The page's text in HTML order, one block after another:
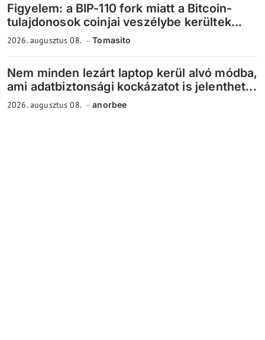
Figyelem: a BIP-110 fork miatt a Bitcoin-
tulajdonosok coinjai veszélybe kerültek...
2026. augusztus 08. Tomasito
Nem minden lezárt laptop kerül alvó módba,
ami adatbiztonsági kockázatot is jelenthet...
2026. augusztus 08. anorbee